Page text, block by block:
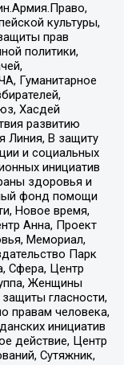
культуры,
прав
политики,
Гуманитарное
Хасдей
развитию
Линия, В защиту
и социальных
инициатив
здоровья и
фонд помощи
Новое время,
Анна, Проект
Мемориал,
Парк
Сфера, Центр
Женщины
гласности,
правам человека,
инициатив
действие, Центр
Сутяжник,